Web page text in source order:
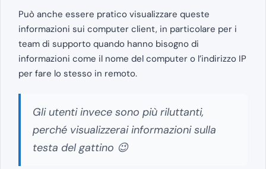
Può anche essere pratico visualizzare queste
informazioni sui computer client, in particolare per i
team di supporto quando hanno bisogno di
informazioni come il nome del computer o l’indirizzo IP
per fare lo stesso in remoto.
Gli utenti invece sono più riluttanti,
perché visualizzerai informazioni sulla
testa del gattino 😉